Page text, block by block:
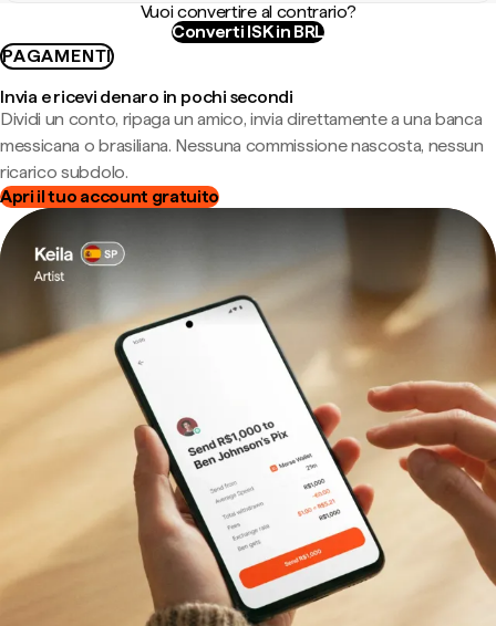
Vuoi convertire al contrario?
Converti ISK in BRL
PAGAMENTI
Invia e ricevi denaro in pochi secondi
Dividi un conto, ripaga un amico, invia direttamente a una banca
messicana o brasiliana. Nessuna commissione nascosta, nessun
ricarico subdolo.
Apri il tuo account gratuito